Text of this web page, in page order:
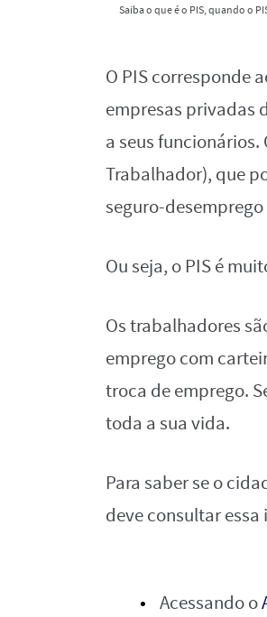
Saiba o que é o PIS, quando o
O PIS corresponde
empresas privadas
a seus funcionários.
Trabalhador), que
seguro-
Ou seja, o PIS é
Os trabalhadores
emprego com
troca de emprego.
toda a sua vida.
Para saber se o
deve consultar
Acessando o